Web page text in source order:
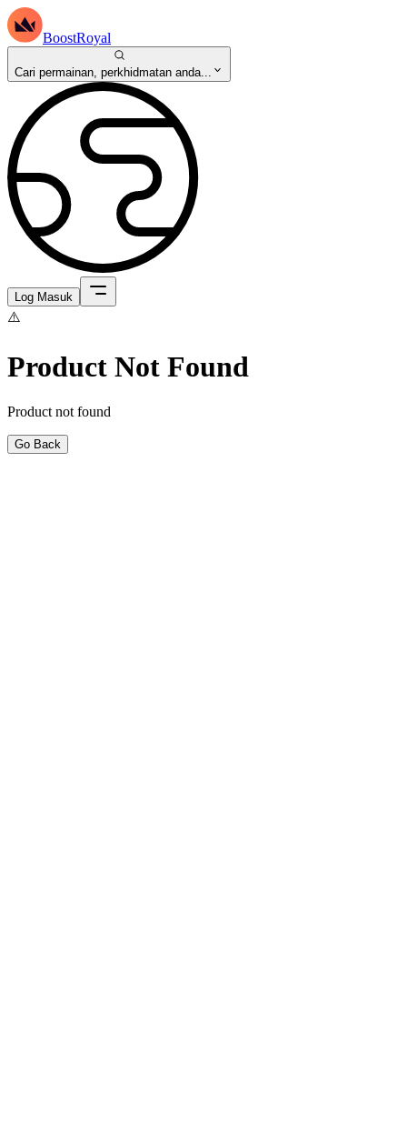
BoostRoyal
Cari permainan, perkhidmatan anda...
Log Masuk
⚠️
Product Not Found
Product not found
Go Back